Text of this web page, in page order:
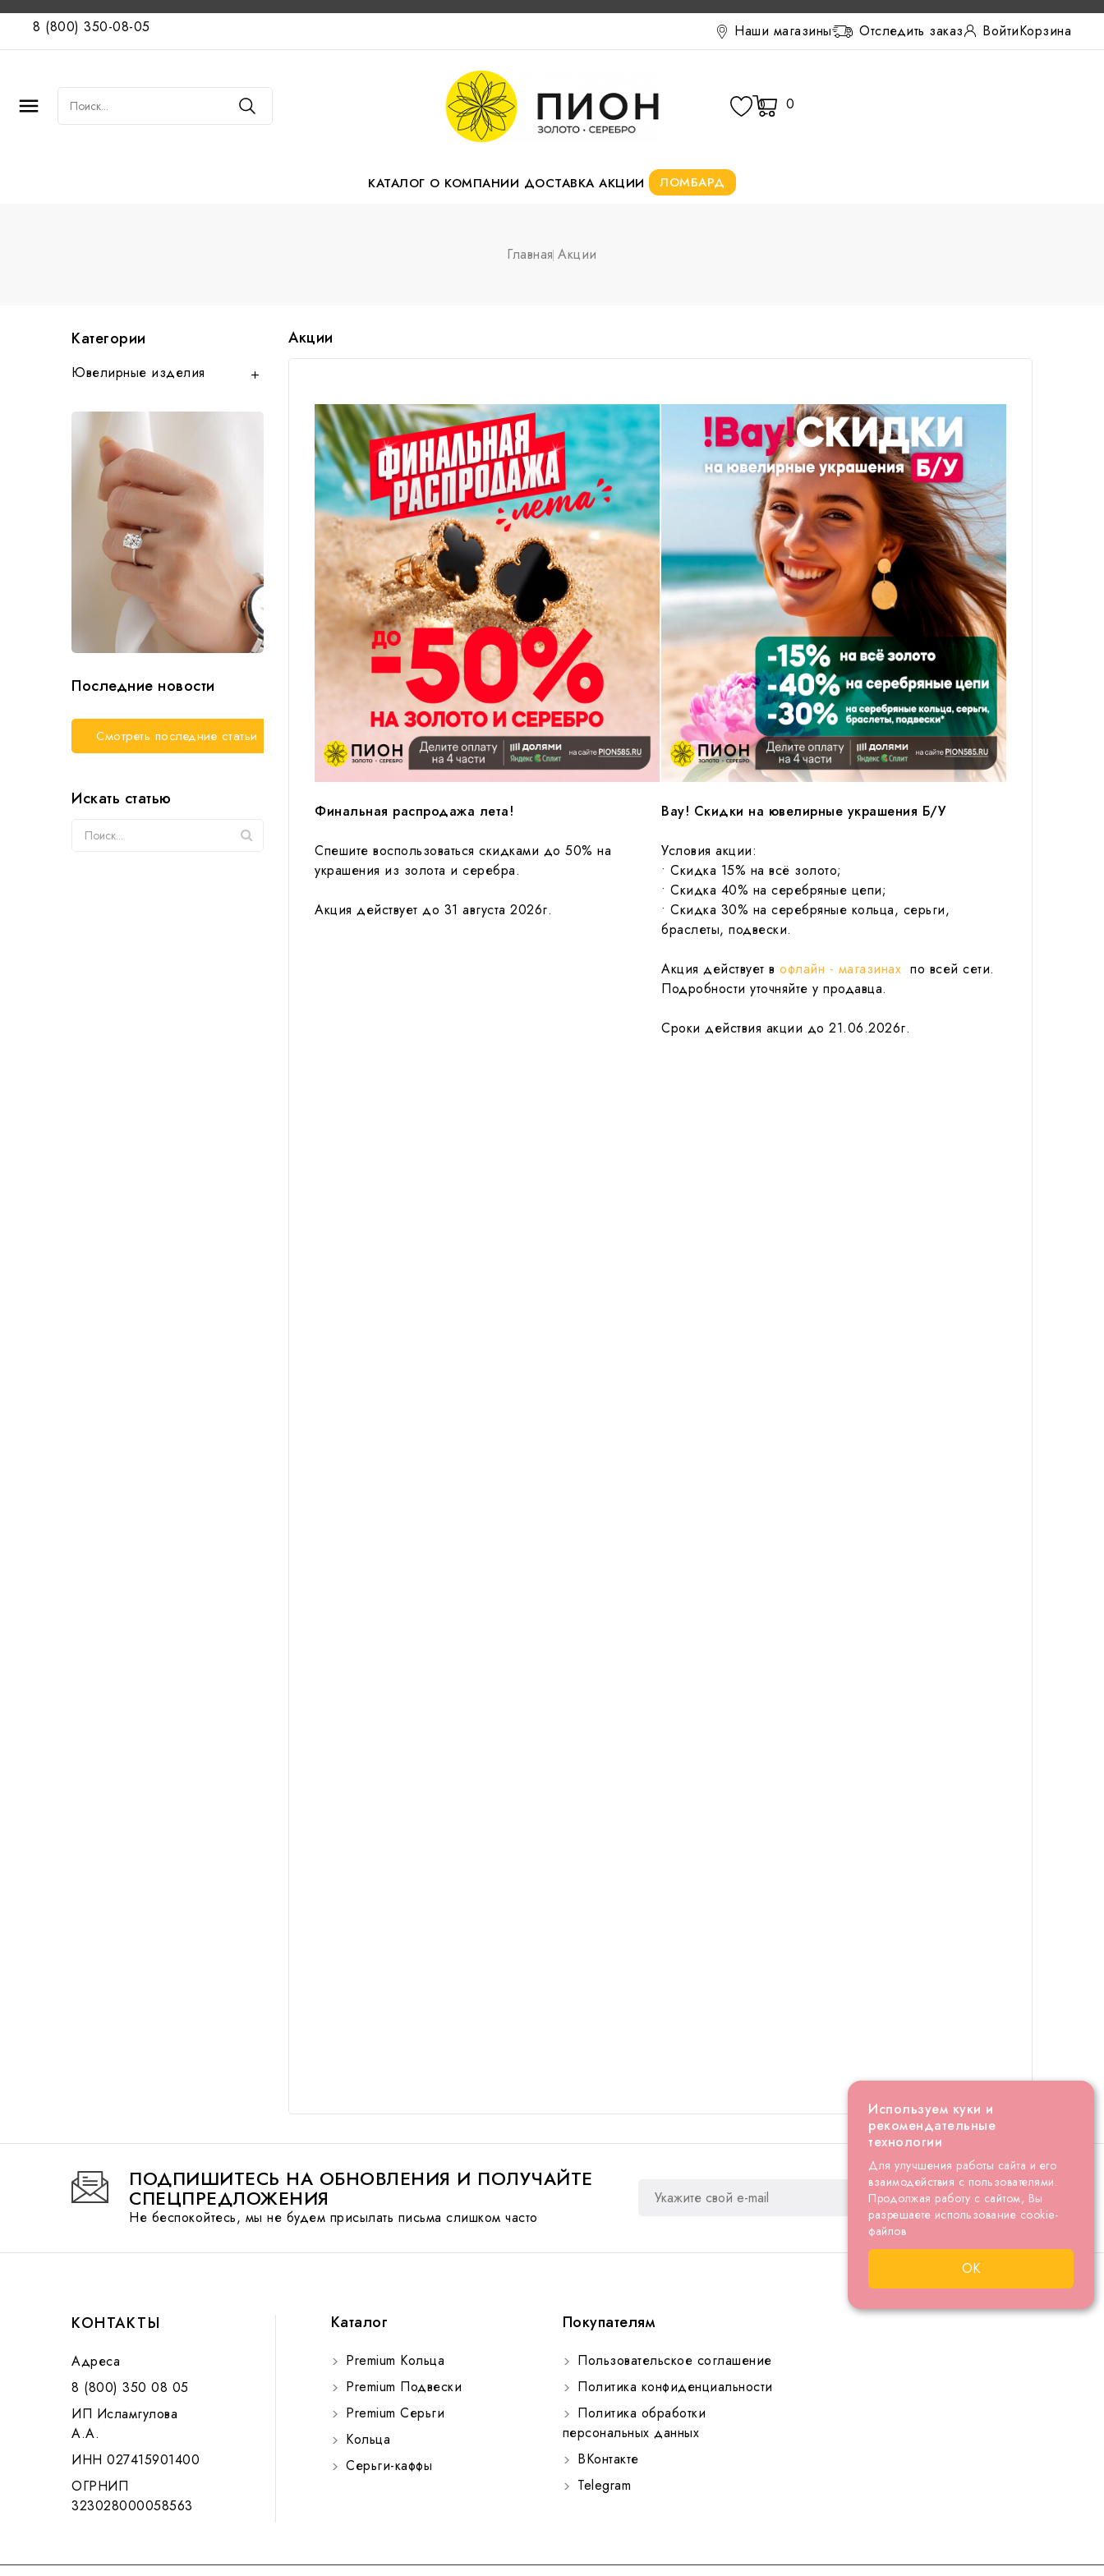
8 (800) 350-08-05 Наши магазины Отследить заказ ВойтиКорзина
 0 0
КАТАЛОГ О КОМПАНИИ ДОСТАВКА АКЦИИ ЛОМБАРД
Используем куки и
рекомендательные
технологии
Для улучшения работы сайта и его
взаимодействия с пользователями.
Продолжая работу с сайтом, Вы
разрешаете использование cookie-
файлов
ОК
Главная Акции
Категории
Ювелирные изделия 
Последние новости
Смотреть последние статьи
Искать статью
Акции
Финальная распродажа лета!
Спешите воспользоваться скидками до 50% на
украшения из золота и серебра.
Акция действует до 31 августа 2026г.
Вау! Скидки на ювелирные украшения Б/У
Условия акции:
• Скидка 15% на всё золото;
• Скидка 40% на серебряные цепи;
• Скидка 30% на серебряные кольца, серьги,
браслеты, подвески.
Акция действует в офлайн - магазинах по всей сети.
Подробности уточняйте у продавца.
Сроки действия акции до 21.06.2026г.
ПОДПИШИТЕСЬ НА ОБНОВЛЕНИЯ И ПОЛУЧАЙТЕ
СПЕЦПРЕДЛОЖЕНИЯ
Не беспокойтесь, мы не будем присылать письма слишком часто
КОНТАКТЫ
Адреса
8 (800) 350 08 05
ИП Исламгулова
А.А.
ИНН 027415901400
ОГРНИП
323028000058563
Каталог
Premium Кольца
Premium Подвески
Premium Серьги
Кольца
Серьги-каффы
Покупателям
Пользовательское соглашение
Политика конфиденциальности
Политика обработки
персональных данных
ВКонтакте
Telegram